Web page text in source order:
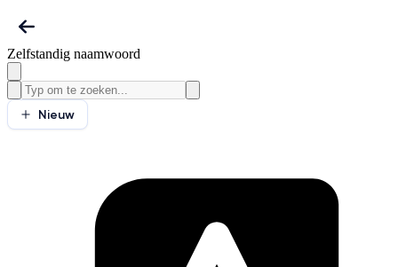
Zelfstandig naamwoord
Nieuw